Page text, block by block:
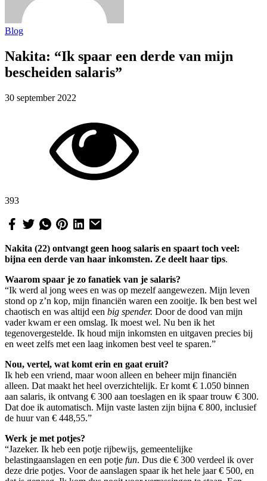
Blog
Nakita: “Ik spaar een derde van mijn
bescheiden salaris”
30 september 2022
393
Nakita (22) ontvangt geen hoog salaris en spaart toch veel:
bijna een derde van haar inkomsten. Ze deelt haar tips.
Waarom spaar je zo fanatiek van je salaris?
“Ik werd al jong wees en was op mezelf aangewezen. Mijn leven
stond op z’n kop, mijn financiën waren een zooitje. Ik ben best wel
chaotisch en was altijd een big spender. Door de dood van mijn
vader kwam er een omslag. Ik moest wel. Nu ben ik het
tegenovergestelde. Ik houd mijn inkomsten en uitgaven precies bij
en weet zelfs met een laag inkomen best veel te sparen.”
Nou, vertel, wat komt erin en gaat eruit?
Ik heb een vriend, maar woon alleen en beheer mijn financiën
alleen. Dat maakt het heel overzichtelijk. Er komt € 1.050 binnen
aan salaris, ik ontvang € 300 aan toeslagen en ik spaar trouw € 300.
Dat doe ik automatisch. Mijn vaste lasten zijn bijna € 800, inclusief
de huur van € 448,55.”
Werk je met potjes?
“Jazeker. Ik heb een potje rijbewijs, gemeentelijke
belastingaanslagen en een potje fun. Dus die € 300 verdeel ik over
deze drie potjes. Voor de aanslagen spaar ik het hele jaar € 500, en